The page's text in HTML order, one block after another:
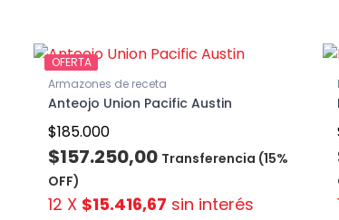
OFERTA
Armazones de receta
Anteojo Union Pacific Austin
$185.000
$157.250,00 Transferencia (15%
OFF)
12 X $15.416,67 sin interés